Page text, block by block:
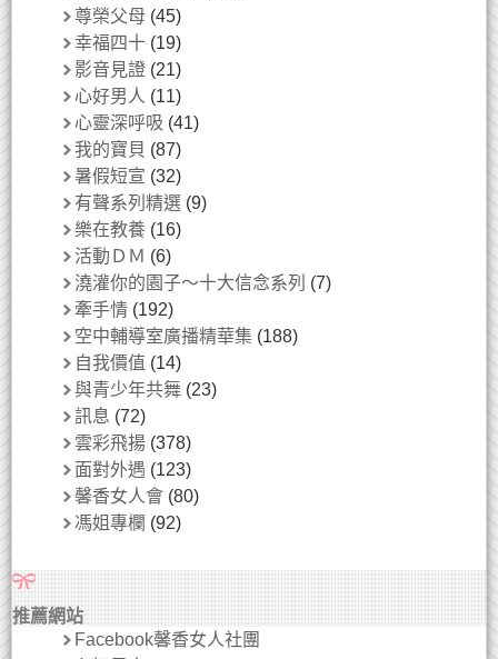
尊榮父母 (45)
幸福四十 (19)
影音見證 (21)
心好男人 (11)
心靈深呼吸 (41)
我的寶貝 (87)
暑假短宣 (32)
有聲系列精選 (9)
樂在教養 (16)
活動ＤＭ (6)
澆灌你的園子～十大信念系列 (7)
牽手情 (192)
空中輔導室廣播精華集 (188)
自我價值 (14)
與青少年共舞 (23)
訊息 (72)
雲彩飛揚 (378)
面對外遇 (123)
馨香女人會 (80)
馮姐專欄 (92)
推薦網站
Facebook馨香女人社團